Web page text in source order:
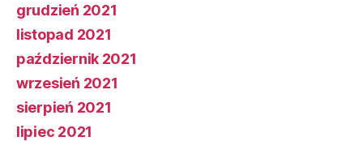
grudzień 2021
listopad 2021
październik 2021
wrzesień 2021
sierpień 2021
lipiec 2021